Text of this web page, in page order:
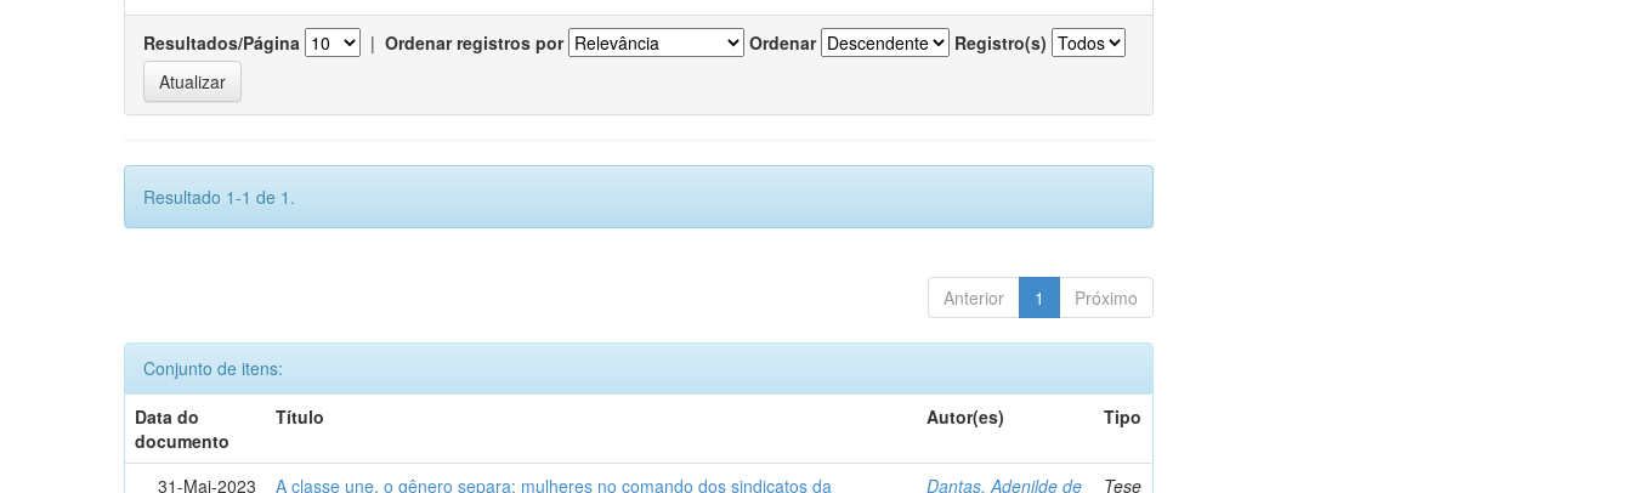
Resultados/Página | Ordenar registros por Ordenar Registro(s)
Resultado 1-1 de 1.
Anterior 1 Próximo
Conjunto de itens:
Data do
documento
Título Autor(es) Tipo
31-Mai-2023 A classe une, o gênero separa: mulheres no comando dos sindicatos da Dantas, Adenilde de Tese